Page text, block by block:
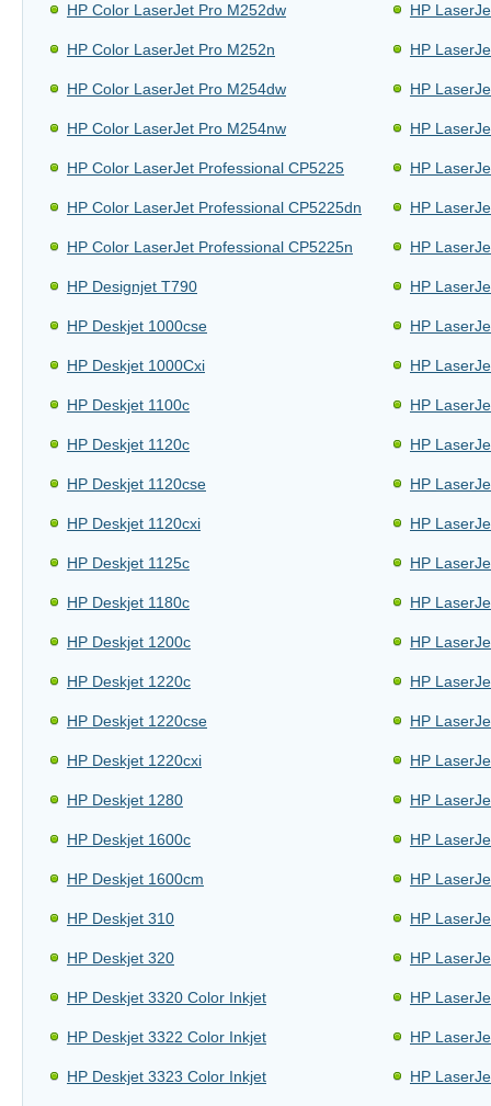
HP Color LaserJet Pro M252dw
HP Color LaserJet Pro M252n
HP Color LaserJet Pro M254dw
HP Color LaserJet Pro M254nw
HP Color LaserJet Professional CP5225
HP Color LaserJet Professional CP5225dn
HP Color LaserJet Professional CP5225n
HP Designjet T790
HP Deskjet 1000cse
HP Deskjet 1000Cxi
HP Deskjet 1100c
HP Deskjet 1120c
HP Deskjet 1120cse
HP Deskjet 1120cxi
HP Deskjet 1125c
HP Deskjet 1180c
HP Deskjet 1200c
HP Deskjet 1220c
HP Deskjet 1220cse
HP Deskjet 1220cxi
HP Deskjet 1280
HP Deskjet 1600c
HP Deskjet 1600cm
HP Deskjet 310
HP Deskjet 320
HP Deskjet 3320 Color Inkjet
HP Deskjet 3322 Color Inkjet
HP Deskjet 3323 Color Inkjet
HP
HP
HP
HP
HP
HP
HP
HP
HP
HP
HP
HP
HP
HP
HP
HP
HP
HP
HP
HP
HP
HP
HP
HP
HP
HP
HP
HP